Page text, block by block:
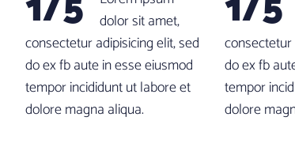
dolor sit amet,
consectetur adipisicing elit, sed
do ex fb aute in esse eiusmod
tempor incididunt ut labore et
dolore magna aliqua.
consectetur
do ex fb
tempor
dolore